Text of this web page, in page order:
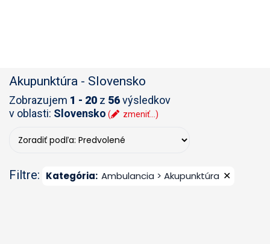
Akupunktúra - Slovensko
Zobrazujem 1 - 20 z 56výsledkov
v oblasti: Slovensko ( zmeniť...)
Filtre: Kategória: Ambulancia > Akupunktúra ✕